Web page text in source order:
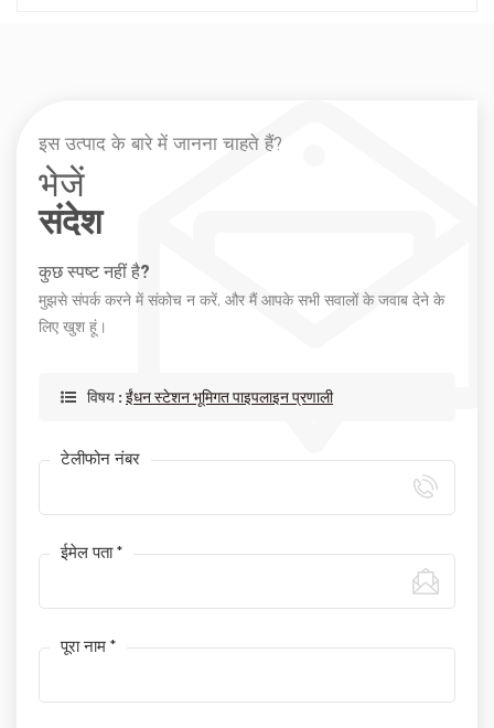
इस उत्पाद के बारे में जानना चाहते हैं?
भेजें
संदेश
कुछ स्पष्ट नहीं है?
मुझसे संपर्क करने में संकोच न करें, और मैं आपके सभी सवालों के जवाब देने के
लिए खुश हूं।
विषय : ईंधन स्टेशन भूमिगत पाइपलाइन प्रणाली
टेलीफोन नंबर
ईमेल पता *
पूरा नाम *